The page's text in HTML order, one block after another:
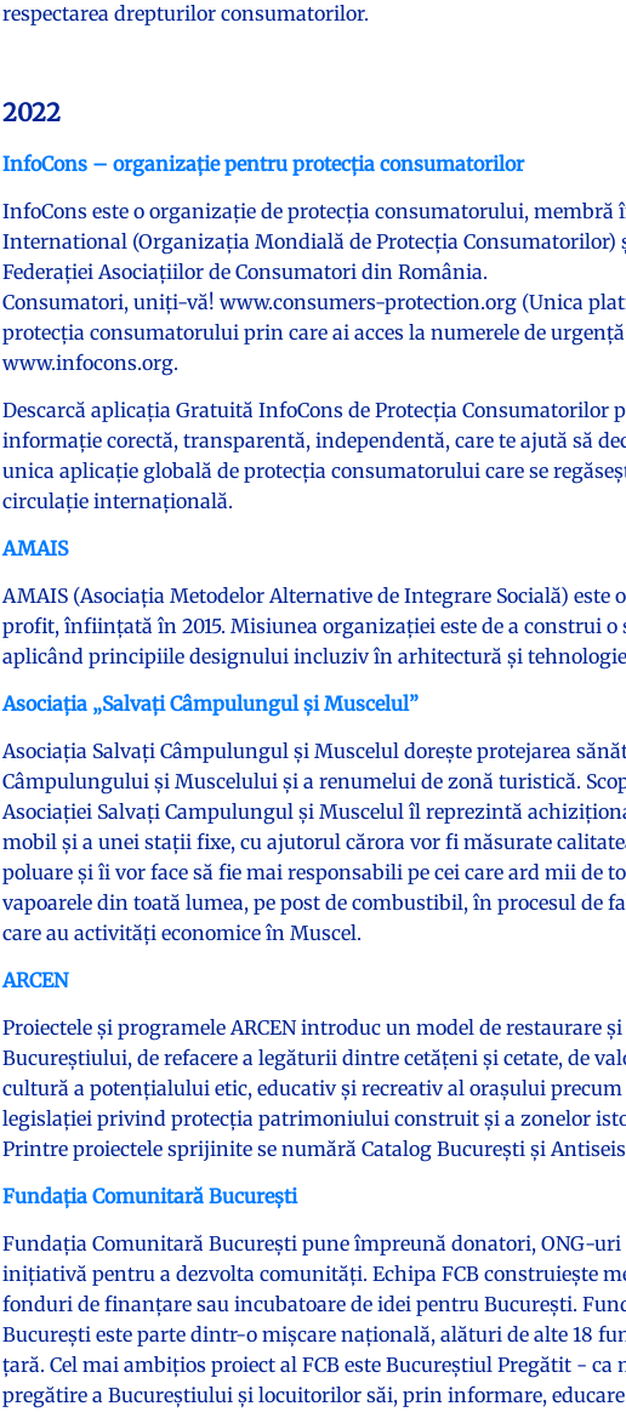
respectarea drepturilor consumatorilor.
2022
InfoCons – organizație pentru protecția consumatorilor
InfoCons este o organizație de protecția consumatorului, membră
International (Organizația Mondială de Protecția Consumatorilor)
Federației Asociațiilor de Consumatori din România.
Consumatori, uniți-vă! www.consumers-protection.org (Unica
protecția consumatorului prin care ai acces la numerele de
www.infocons.org.
Descarcă aplicația Gratuită InfoCons de Protecția Consumatorilor
informație corectă, transparentă, independentă, care te ajută să
unica aplicație globală de protecția consumatorului care se
circulație internațională.
AMAIS
AMAIS (Asociația Metodelor Alternative de Integrare Socială) este
profit, înființată în 2015. Misiunea organizației este de a construi o
aplicând principiile designului incluziv în arhitectură și
Asociaţia „Salvaţi Câmpulungul şi Muscelul”
Asociația Salvați Câmpulungul și Muscelul dorește protejarea
Câmpulungului şi Muscelului şi a renumelui de zonă turistică.
Asociației Salvați Campulungul și Muscelul îl reprezintă
mobil şi a unei staţii fixe, cu ajutorul cărora vor fi măsurate
poluare şi îi vor face să fie mai responsabili pe cei care ard mii de
vapoarele din toată lumea, pe post de combustibil, în procesul de
care au activităţi economice în Muscel.
ARCEN
Proiectele și programele ARCEN introduc un model de restaurare
Bucureștiului, de refacere a legăturii dintre cetățeni și cetate, de
cultură a potențialului etic, educativ și recreativ al orașului
legislației privind protecția patrimoniului construit și a zonelor
Printre proiectele sprijinite se numără Catalog București și
Fundația Comunitară București
Fundația Comunitară București pune împreună donatori, ONG-
inițiativă pentru a dezvolta comunități. Echipa FCB construiește
fonduri de finanțare sau incubatoare de idei pentru București.
Bucureşti este parte dintr-o mişcare naţională, alături de alte 18
țară. Cel mai ambițios proiect al FCB este Bucureștiul Pregătit - ca
pregătire a Bucureștiului și locuitorilor săi, prin informare,